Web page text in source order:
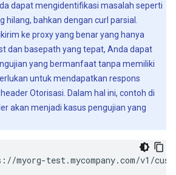
dapat mengidentifikasi masalah seperti
hilang, bahkan dengan curl parsial.
ke proxy yang benar yang hanya
dan basepath yang tepat, Anda dapat
yang bermanfaat tanpa memiliki
untuk mendapatkan respons
Otorisasi. Dalam hal ini, contoh di
akan menjadi kasus pengujian yang